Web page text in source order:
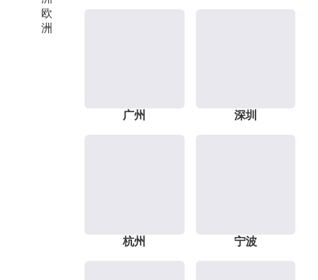
欧
洲
广州 深圳
杭州 宁波